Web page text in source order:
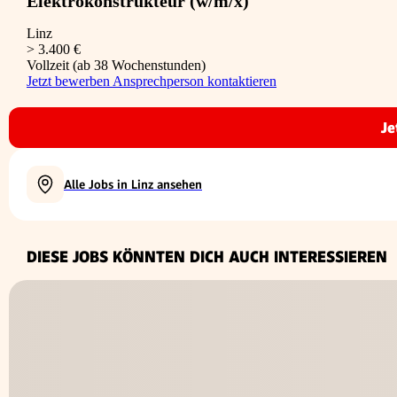
Linz
> 3.400 €
Vollzeit (ab 38 Wochenstunden)
Jetzt bewerbenAnsprechperson kontaktieren
Alle Jobs in Linz ansehen
DIESE JOBS KÖNNTEN DICH AUCH INTERESSIEREN